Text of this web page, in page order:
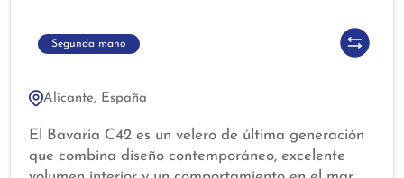
Segunda mano
Alicante, España
El Bavaria C42 es un velero de última generación
que combina diseño contemporáneo, excelente